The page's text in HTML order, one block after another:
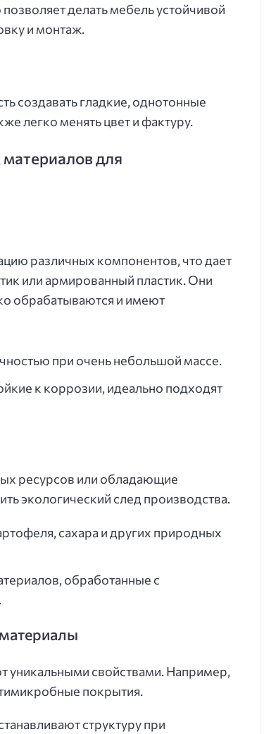
делать мебель устойчивой
и монтаж.
создавать гладкие, однотонные
легко менять цвет и фактуру.
для
различных компонентов, что дает
или армированный пластик. Они
обрабатываются и имеют
при очень небольшой массе.
к коррозии, идеально подходят
ресурсов или обладающие
экологический след производства.
сахара и других природных
обработанные с
уникальными свойствами. Например,
покрытия.
структуру при